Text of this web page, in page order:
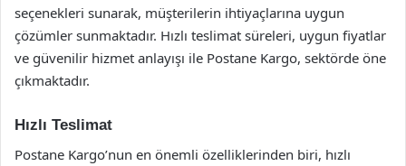
seçenekleri sunarak, müşterilerin ihtiyaçlarına uygun
çözümler sunmaktadır. Hızlı teslimat süreleri, uygun fiyatlar
ve güvenilir hizmet anlayışı ile Postane Kargo, sektörde öne
çıkmaktadır.
Hızlı Teslimat
Postane Kargo’nun en önemli özelliklerinden biri, hızlı